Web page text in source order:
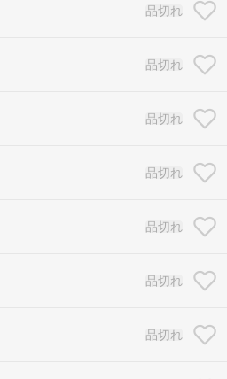
品切れ
品切れ
品切れ
品切れ
品切れ
品切れ
品切れ